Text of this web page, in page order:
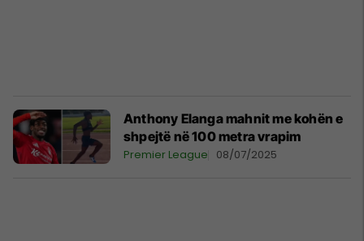
Anthony Elanga mahnit me kohën e
shpejtë në 100 metra vrapim
Premier League 08/07/2025